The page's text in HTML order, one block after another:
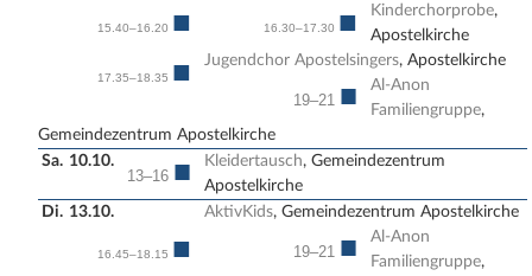
15.40–16.20 ■ 16.30–17.30 ■ Kinderchorprobe,
Apostelkirche
17.35–18.35 ■ Jugendchor Apostelsingers, Apostelkirche
19–21 ■
Al-Anon
Familiengruppe,
Gemeindezentrum Apostelkirche
Sa. 10.10.
13–16 ■ Kleidertausch, Gemeindezentrum
Apostelkirche
Di. 13.10.
16.45–18.15 ■
AktivKids, Gemeindezentrum Apostelkirche
19–21 ■
Al-Anon
Familiengruppe,